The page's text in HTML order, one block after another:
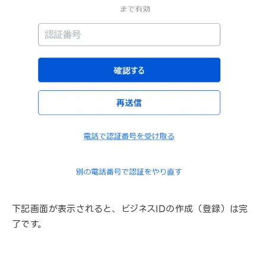
下記画面が表示されると、ビジネスIDの作成（登録）は完
了です。